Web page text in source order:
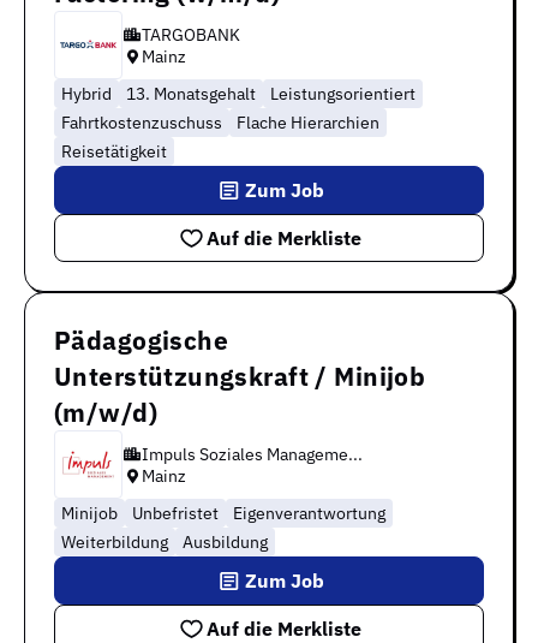
TARGOBANK
Mainz
Hybrid
13. Monatsgehalt
Leistungsorientiert
Fahrtkostenzuschuss
Flache Hierarchien
Reisetätigkeit
Auf die Merkliste
Zum Job
Pädagogische
Unterstützungskraft / Minijob
(m/w/d)
Impuls Soziales Manageme...
Mainz
Minijob
Unbefristet
Eigenverantwortung
Weiterbildung
Ausbildung
Auf die Merkliste
Zum Job